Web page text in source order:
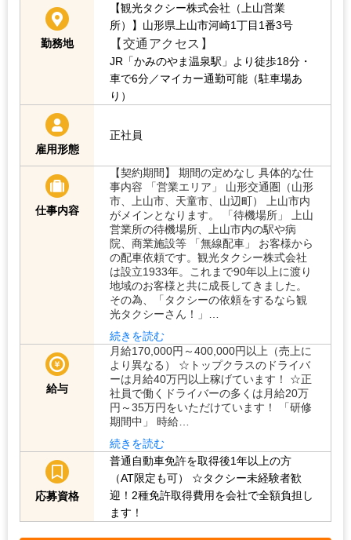
勤務地
【観光タクシー株式会社（上山営業
所）】山形県上山市河崎1丁目1番3号
【交通アクセス】
JR「かみのやま温泉駅」より徒歩18分・
車で6分／マイカー通勤可能（駐車場あ
り）
雇用形態
正社員
仕事内容
【契約期間】 期間の定めなし 具体的な仕
事内容 「営業エリア」 山形交通圏（山形
市、上山市、天童市、山辺町） 上山市内
がメインとなります。 「待機場所」 上山
営業所の待機場所、上山市内の駅や病
院、商業施設等 「無線配車」 お客様から
の配車依頼です。観光タクシー株式会社
は設立1933年。これまで90年以上に渡り
地域のお客様と共に成長してきました。
その為、「タクシーの依頼をするなら観
光タクシーさん！」…
続きを読む
給与
月給170,000円～400,000円以上（売上に
より異なる） ☆トップクラスのドライバ
ーは月給40万円以上稼げています！ ☆正
社員で働くドライバーの多くは月給20万
円～35万円をいただけています！ 「研修
期間中」 時給…
続きを読む
応募資格
普通自動車免許を取得後1年以上の方
（AT限定も可）
☆タクシー未経験者歓
迎！2種免許取得費用を会社で全額負担し
ます！